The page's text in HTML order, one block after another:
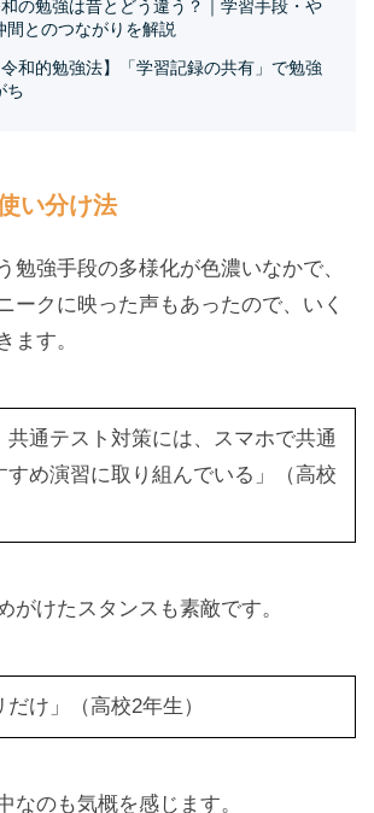
和の勉強は昔とどう違う？｜学習手段・や
間とのつながりを解説
令和的勉強法】「学習記録の共有」で勉強
ち
い分け法
勉強手段の多様化が色濃いなかで、
ークに映った声もあったので、いく
ます。
共通テスト対策には、スマホで共通
すめ演習に取り組んでいる」（高校
がけたスタンスも素敵です。
だけ」（高校2年生）
なのも気概を感じます。